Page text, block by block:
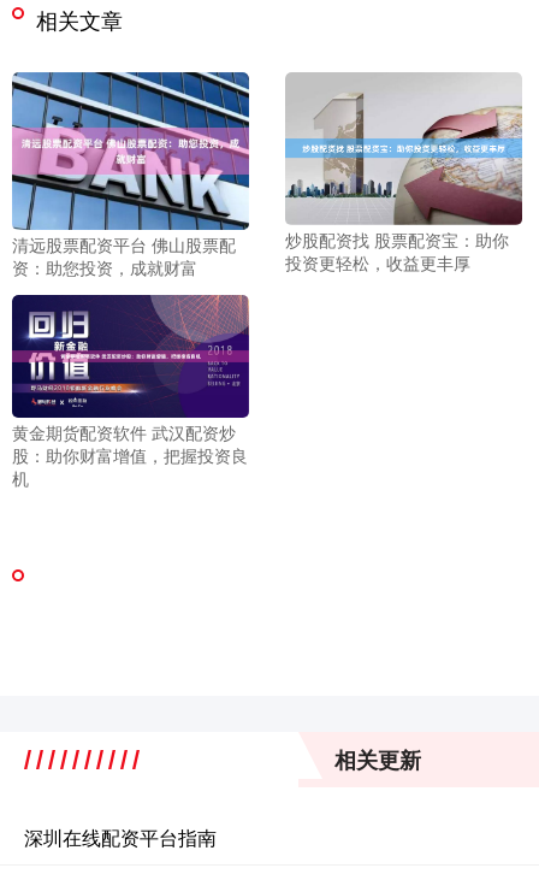
相关文章
清远股票配资平台 佛山股票配
资：助您投资，成就财富
炒股配资找 股票配资宝：助你
投资更轻松，收益更丰厚
黄金期货配资软件 武汉配资炒
股：助你财富增值，把握投资良
机
相关更新
深圳在线配资平台指南